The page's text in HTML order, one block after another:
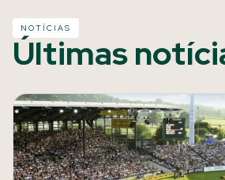
NOTÍCIAS
Últimas